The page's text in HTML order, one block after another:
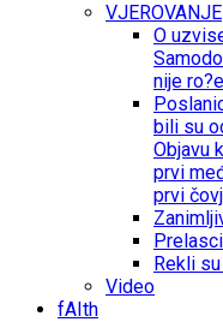
VJEROVANJE
O
nije
bili su
Objavu
prvi
prvi
Rekli
Video
fAIth